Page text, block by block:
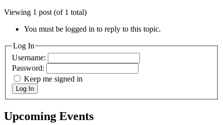
Viewing 1 post (of 1 total)
You must be logged in to reply to this topic.
Log In
Username:
Password:
Keep me signed in
Log In
Upcoming Events